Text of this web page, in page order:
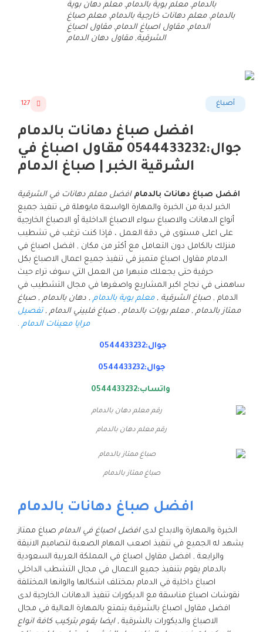
بالدمام,معلم بوية بالدمام,معلم دهان بوية
بالدمام,معلم دهانات خارجية بالدمام,معلم صباغ
الدمام,مقاول اصباغ الدمام,مقاول اصباغ
الشرقية,مقاول دهان الدمام
أصباغ 127
افضل صباغ دهانات بالدمام
جوال:0544433232 مقاول اصباغ في
الشرقية الخبر | صباغ الدمام
افضل صباغ دهانات بالدمام افضل معلم دهانات في الشرقية
الخبر لدية من الخبرة والمهارة الواسعة مايوهلة في تنفيذ جميع
أنواع الدهانات والاصباغ سواء الاصباغ الداخلية أو الاصباغ الخارجية
على اعلى مستوى في دقة العمل ، فإذا كنت ترغب في تشطيب
منزلك بالكامل دون التعامل مع أكثر من مكان , افضل اصباغ في
الدمام مقاول اصباغ متميز في تنفيذ جميع اعمال الاصباغ بكل
حرفية حتى يجعلك منبهرا من العمل التي سوف تراء حيث
ساهمنى في نجاح اكبر المشاريع واصغرها في مجال التشطيب في
الدمام , صباغ الشرقية ,معلم بوية بالدمام , دهان بالدمام , صباغ
ممتاز بالدمام , معلم بويات بالدمام , صباغ فلبيني الدمام , تفصيل
مرايا معينات الدمام .
جوال:0544433232
جوال:0544433232
واتساب:0544433232
رقم معلم دهان بالدمام
صباغ ممتاز بالدمام
افضل صباغ دهانات بالدمام
الخبرة والمهارة والابداع لدىافضل اصباغ في الدمام صباغ ممتاز
يشهد له الجميع في تنفيذ اصعب المهام الصعبة لتصاميم الانيقة
والرايعة , افضل مقاول اصباغ في المملكة العربية السعودية
بالدمام يقوم بتنفيذ جميع الاعمال في مجال التشطب الداخلي
اصباغ داخلية في الدمام بمختلف اشكالها والوانها المختلفة
نقوشات اصباغ مناسقة مع الديكورات تنفيذ الدهانات الخارجية لدى
افضل مقاول اصباغ بالشرقية يتمتع بالمهارة العالية في مجال
الاصباغ والديكورات بالشرقية , ايضا يقوم بتركيب كافة انواع